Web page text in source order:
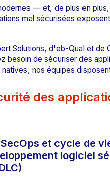
— et, de plus en
mal sécurisées
Solutions, d'eb-Qual et
besoin de sécuriser des
nos équipes
des
et cycle de
logiciel